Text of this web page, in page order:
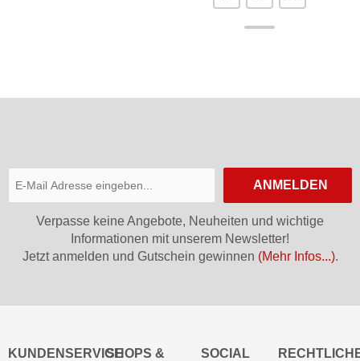
ANMELDEN
Verpasse keine Angebote, Neuheiten und wichtige
Informationen mit unserem Newsletter!
Jetzt anmelden und Gutschein gewinnen (Mehr Infos...).
KUNDENSERVICESHOPS &
SOCIAL